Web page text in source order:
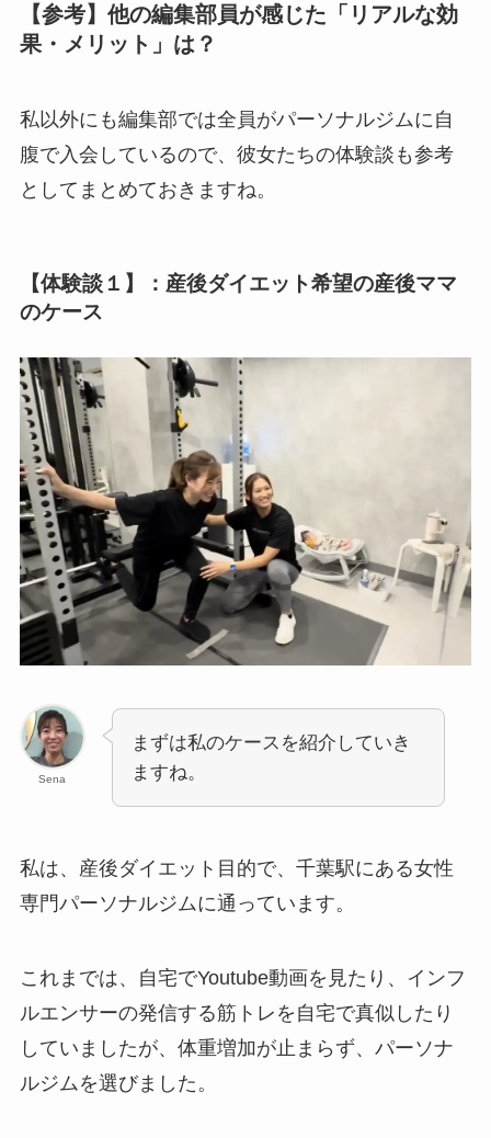
【参考】他の編集部員が感じた「リアルな効
果・メリット」は？
私以外にも編集部では全員がパーソナルジムに自
腹で入会しているので、彼女たちの体験談も参考
としてまとめておきますね。
【体験談１】：産後ダイエット希望の産後ママ
のケース
Sena
まずは私のケースを紹介していき
ますね。
私は、産後ダイエット目的で、千葉駅にある女性
専門パーソナルジムに通っています。
これまでは、自宅でYoutube動画を見たり、インフ
ルエンサーの発信する筋トレを自宅で真似したり
していましたが、体重増加が止まらず、パーソナ
ルジムを選びました。